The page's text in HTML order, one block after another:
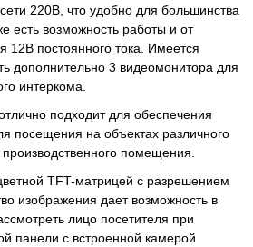
220В, что удобно для большинства
есть возможность работы и от
12В постоянного тока. Имеется
дополнительно 3 видеомонитора для
интеркома.
подходит для обеспечения
посещения на объектах различного
помещения.
TFT-матрицей с разрешением
изображения дает возможность в
лицо посетителя при
панели с встроенной камерой